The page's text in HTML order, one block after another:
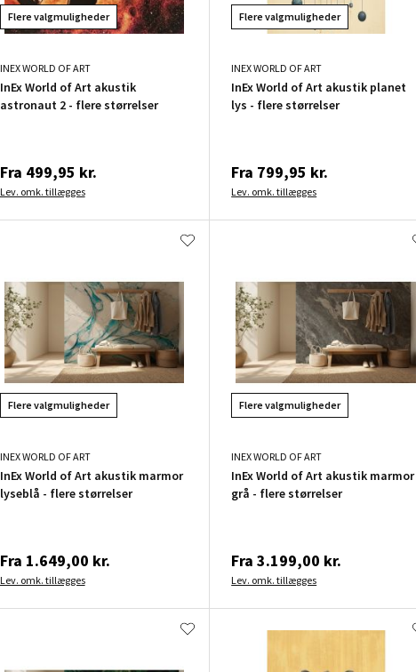
Flere valgmuligheder
INEX WORLD OF ART
InEx World of Art akustik
astronaut 2 - flere størrelser
Fra 499,95 kr.
Lev. omk. tillægges
Flere valgmuligheder
INEX WORLD OF ART
InEx World of Art akustik planet
lys - flere størrelser
Fra 799,95 kr.
Lev. omk. tillægges
Flere valgmuligheder
INEX WORLD OF ART
InEx World of Art akustik marmor
lyseblå - flere størrelser
Fra 1.649,00 kr.
Lev. omk. tillægges
Flere valgmuligheder
INEX WORLD OF ART
InEx World of Art akustik marmor
grå - flere størrelser
Fra 3.199,00 kr.
Lev. omk. tillægges